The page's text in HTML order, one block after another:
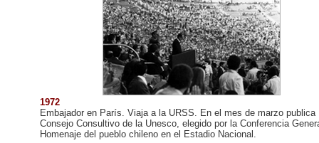
1972
Embajador en París. Viaja a la URSS. En el mes de marzo
Consejo Consultivo de la Unesco, elegido por la Conferencia
Homenaje del pueblo chileno en el Estadio Nacional.